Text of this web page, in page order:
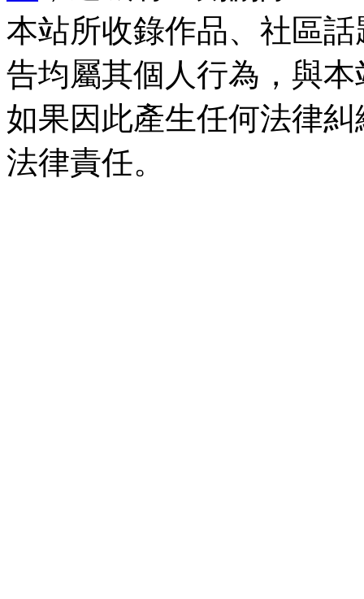
本站所收錄作品、社區
告均屬其個人行為，與
如果因此產生任何法律
法律責任。